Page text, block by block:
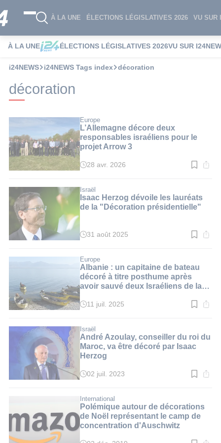
À LA UNE ÉLECTIONS LÉGISLATIVES 2026 VU SUR
À LA UNE ÉLECTIONS LÉGISLATIVES 2026VU SUR
i24NEWS i24NEWS Tags index décoration
décoration
Europe
L’Allemagne décore deux
responsables israéliens pour le
projet Arrow 3
Temps
:
3
min.
28 avr. 2026
Israël
Isaac Herzog dévoile les lauréats
de la "Décoration présidentielle"
Temps
:
2
min.
31 août 2025
Europe
Albanie : un capitaine de bateau
décoré à titre posthume après
avoir sauvé deux Israéliens de la
Temps
:
3
min.
11 juil. 2025
Israël
André Azoulay, conseiller du roi du
Maroc, va être décoré par Isaac
Herzog
Temps
:
4
min.
02 juil. 2023
International
Polémique autour de décorations
de Noël représentant le camp de
concentration d'Auschwitz